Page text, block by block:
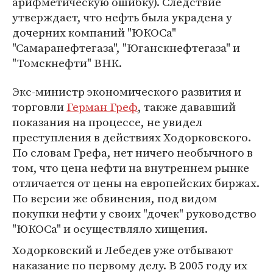
утверждает, что нефть была украдена у
дочерних компаний "ЮКОСа"
"Самаранефтегаза", "Юганскнефтегаза" и
"Томскнефти" ВНК.
Экс-министр экономического развития и
торговлиГерман Греф, также дававший
показания на процессе, не увидел
преступления в действиях Ходорковского.
По словам Грефа, нет ничего необычного в
том, что цена нефти на внутреннем рынке
отличается от цены на европейских биржах.
По версии же обвинения, под видом
покупки нефти у своих "дочек" руководство
"ЮКОСа" и осуществляло хищения.
Ходорковский и Лебедев уже отбывают
наказание по первому делу. В 2005 году их